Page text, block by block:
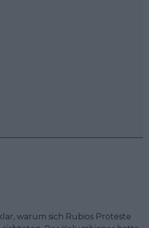
warum sich Rubios Proteste